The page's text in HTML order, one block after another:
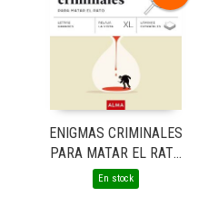
ENIGMAS CRIMINALES
PARA MATAR EL RATO
(XL)
En stock